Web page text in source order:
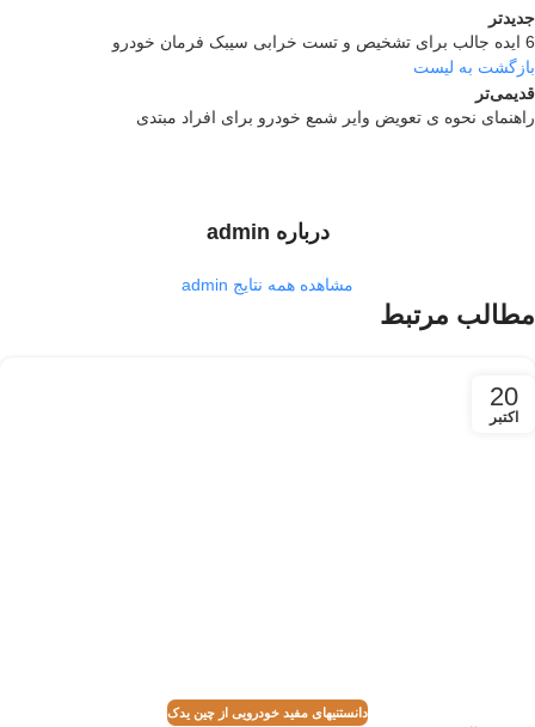
جدیدتر
6 ایده جالب برای تشخیص و تست خرابی سیبک فرمان خودرو
بازگشت به لیست
قدیمی‌تر
راهنمای نحوه ی تعویض وایر شمع خودرو برای افراد مبتدی
درباره admin
مشاهده همه نتایج admin
مطالب مرتبط
20
اکتبر
دانستنیهای مفید خودرویی از چین یدک